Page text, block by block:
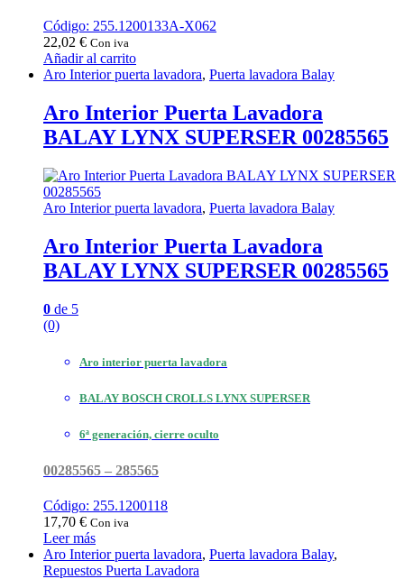
Código: 255.1200133A-X062
22,02 € Con iva
Añadir al carrito
Aro Interior puerta lavadora, Puerta lavadora Balay
Aro Interior Puerta Lavadora
BALAY LYNX SUPERSER 00285565
Aro Interior puerta lavadora, Puerta lavadora Balay
Aro Interior Puerta Lavadora
BALAY LYNX SUPERSER 00285565
0 de 5
(0)
Aro interior puerta lavadora
BALAY BOSCH CROLLS LYNX SUPERSER
6ª generación, cierre oculto
00285565 – 285565
Código: 255.1200118
17,70 € Con iva
Leer más
Aro Interior puerta lavadora, Puerta lavadora Balay,
Repuestos Puerta Lavadora